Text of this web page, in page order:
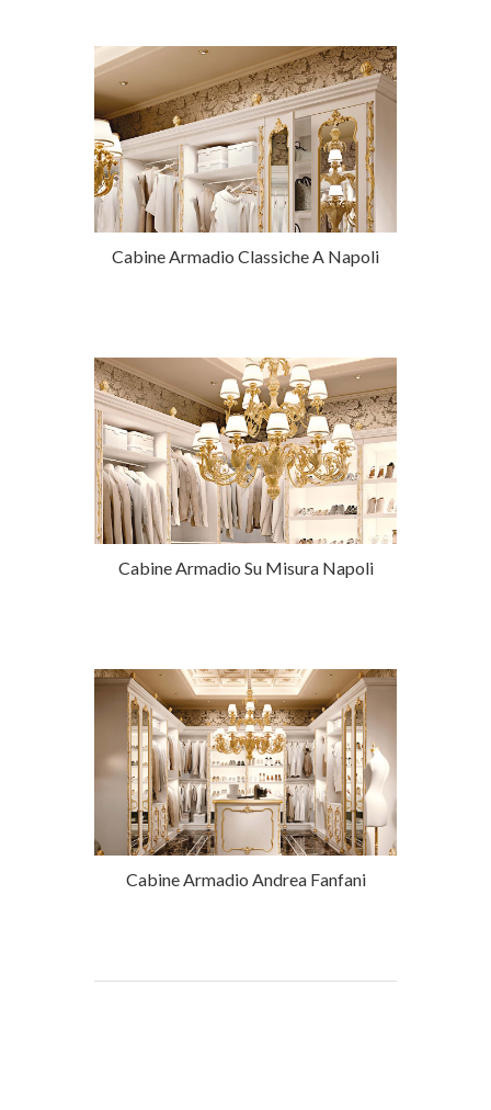
Cabine Armadio Classiche A Napoli
Cabine Armadio Su Misura Napoli
Cabine Armadio Andrea Fanfani